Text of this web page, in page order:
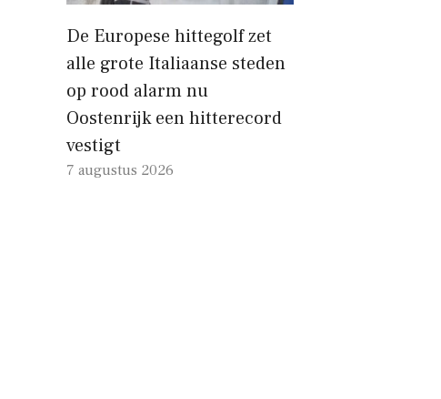
De Europese hittegolf zet
alle grote Italiaanse steden
op rood alarm nu
Oostenrijk een hitterecord
vestigt
7 augustus 2026